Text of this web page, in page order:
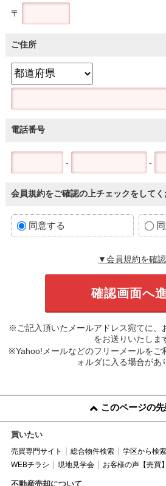
〒
ご住所
電話番号
- -
会員規約をご確認の上チェックをしてく
同意する
▼会員規約を確
※ご記入頂いたメールアドレス宛てに、
をお送りいたしま
※Yahoo!メールなどのフリーメールをご
ォルダに入る場合があ
このページの
買いたい
売買専門サイト 総合物件検索 学区から検索
WEBチラシ
現地見学会 お客様の声【売買】
不動産売却について